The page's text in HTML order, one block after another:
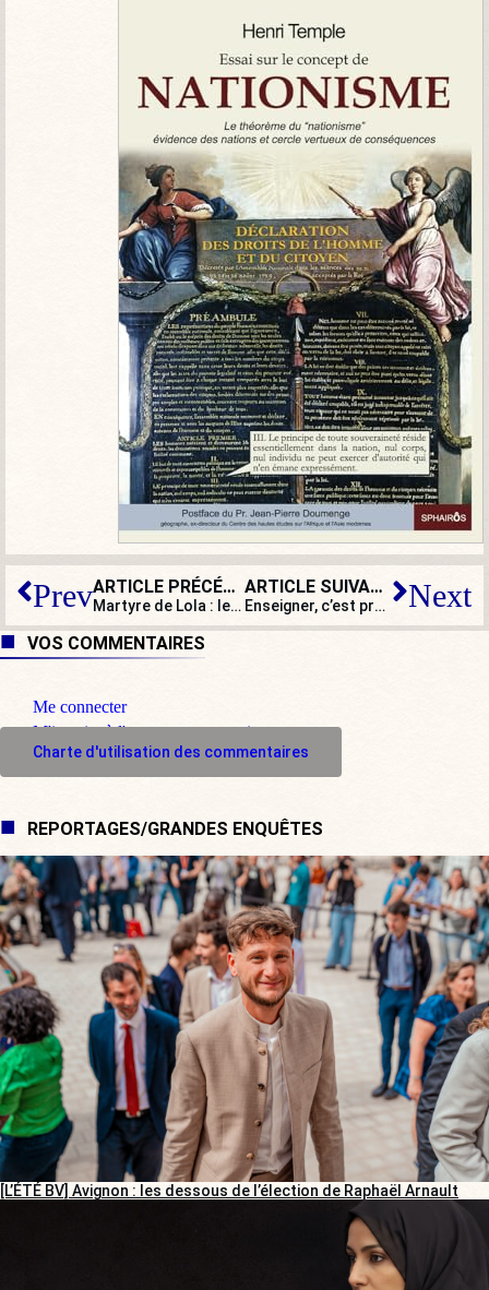
Prev ARTICLE PRÉCÉDENT
Martyre de Lola : les dix questions graves toujours sans réponses
ARTICLE SUIVANT
Enseigner, c’est prendre le risque de heurter, non conforter les élèves dans leur sensibilité ! Next
VOS COMMENTAIRES
Me connecter
M'inscrire à l'espace commentaire
Charte d'utilisation des commentaires
REPORTAGES/GRANDES ENQUÊTES
[L’ÉTÉ BV] Avignon : les dessous de l’élection de Raphaël Arnault